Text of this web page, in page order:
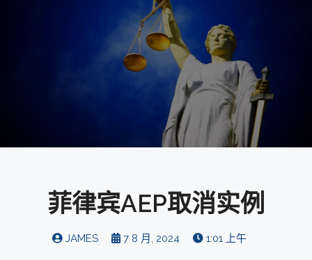
菲律宾AEP取消实例
JAMES 7 8 月, 2024 1:01 上午